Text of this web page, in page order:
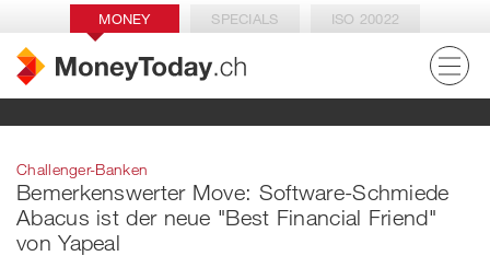
MONEY SPECIALS ISO 20022
Challenger-Banken
Bemerkenswerter Move: Software-Schmiede
Abacus ist der neue "Best Financial Friend"
von Yapeal